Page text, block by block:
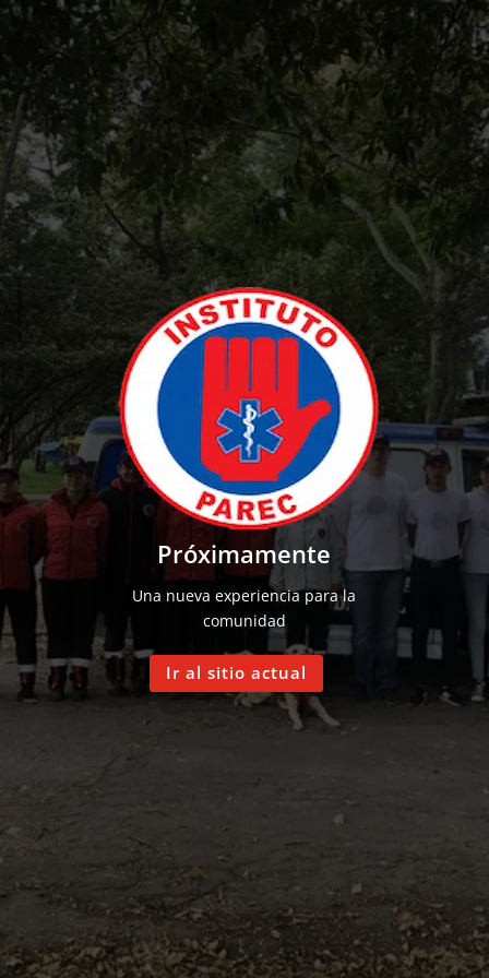
Próximamente
Una nueva experiencia para la
comunidad
Ir al sitio actual